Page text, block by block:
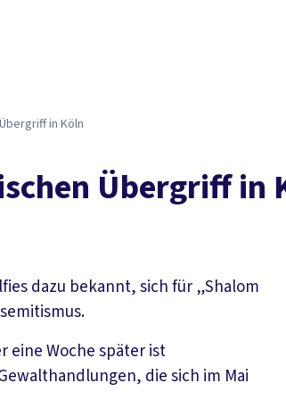
in Köln
Übergriff in
dazu bekannt, sich für „Shalom
eine Woche später ist
die sich im Mai